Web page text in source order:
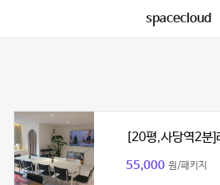
spacecloud
[20평,사당역2분]
55,000 원/패키지